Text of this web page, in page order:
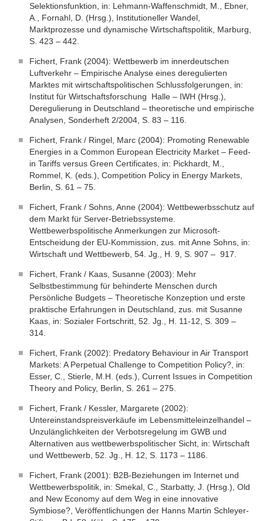
Selektionsfunktion, in: Lehmann-Waffenschmidt, M., Ebner,
A., Fornahl, D. (Hrsg.), Institutioneller Wandel,
Marktprozesse und dynamische Wirtschaftspolitik, Marburg,
S. 423 – 442.
Fichert, Frank (2004): Wettbewerb im innerdeutschen
Luftverkehr – Empirische Analyse eines deregulierten
Marktes mit wirtschaftspolitischen Schlussfolgerungen, in:
Institut für Wirtschaftsforschung Halle – IWH (Hrsg.),
Deregulierung in Deutschland – theoretische und empirische
Analysen, Sonderheft 2/2004, S. 83 – 116.
Fichert, Frank / Ringel, Marc (2004): Promoting Renewable
Energies in a Common European Electricity Market – Feed-
in Tariffs versus Green Certificates, in: Pickhardt, M.,
Rommel, K. (eds.), Competition Policy in Energy Markets,
Berlin, S. 61 – 75.
Fichert, Frank / Sohns, Anne (2004): Wettbewerbsschutz auf
dem Markt für Server-Betriebssysteme.
Wettbewerbspolitische Anmerkungen zur Microsoft-
Entscheidung der EU-Kommission, zus. mit Anne Sohns, in:
Wirtschaft und Wettbewerb, 54. Jg., H. 9, S. 907 – 917.
Fichert, Frank / Kaas, Susanne (2003): Mehr
Selbstbestimmung für behinderte Menschen durch
Persönliche Budgets – Theoretische Konzeption und erste
praktische Erfahrungen in Deutschland, zus. mit Susanne
Kaas, in: Sozialer Fortschritt, 52. Jg., H. 11-12, S. 309 –
314.
Fichert, Frank (2002): Predatory Behaviour in Air Transport
Markets: A Perpetual Challenge to Competition Policy?, in:
Esser, C., Stierle, M.H. (eds.), Current Issues in Competition
Theory and Policy, Berlin, S. 261 – 275.
Fichert, Frank / Kessler, Margarete (2002):
Untereinstandspreisverkäufe im Lebensmitteleinzelhandel –
Unzulänglichkeiten der Verbotsregelung im GWB und
Alternativen aus wettbewerbspolitischer Sicht, in: Wirtschaft
und Wettbewerb, 52. Jg., H. 12, S. 1173 – 1186.
Fichert, Frank (2001): B2B-Beziehungen im Internet und
Wettbewerbspolitik, in: Smekal, C., Starbatty, J. (Hrsg.), Old
and New Economy auf dem Weg in eine innovative
Symbiose?, Veröffentlichungen der Hanns Martin Schleyer-